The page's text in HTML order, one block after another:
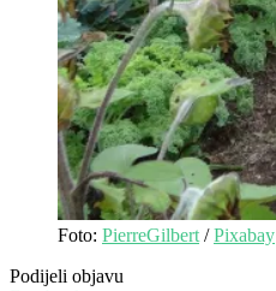
Foto: PierreGilbert /Pixabay
Podijeli objavu